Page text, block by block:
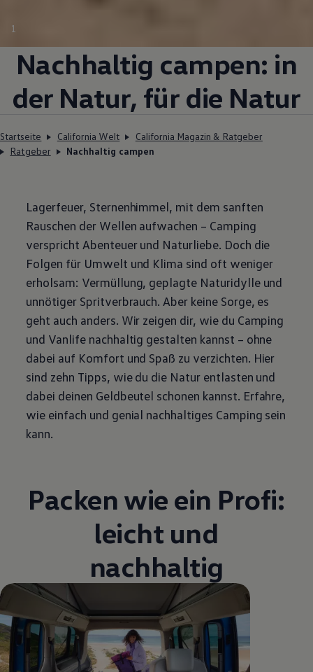
1
Nachhaltig campen: in
der Natur, für die Natur
Startseite California Welt
California Magazin & Ratgeber
Ratgeber
Nachhaltig campen
Lagerfeuer, Sternenhimmel, mit dem sanften
Rauschen der Wellen aufwachen – Camping
verspricht Abenteuer und Naturliebe. Doch die
Folgen für Umwelt und Klima sind oft weniger
erholsam: Vermüllung, geplagte Naturidylle und
unnötiger Spritverbrauch. Aber keine Sorge, es
geht auch anders. Wir zeigen dir, wie du Camping
und Vanlife nachhaltig gestalten kannst – ohne
dabei auf Komfort und Spaß zu verzichten. Hier
sind zehn Tipps, wie du die Natur entlasten und
dabei deinen Geldbeutel schonen kannst. Erfahre,
wie einfach und genial nachhaltiges Camping sein
kann.
Packen wie ein Profi:
leicht und
nachhaltig